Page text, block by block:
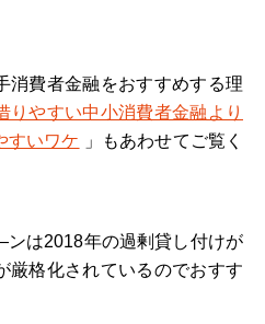
消費者金融をおすすめする理
りやすい中小消費者金融より
すいワケ 」もあわせてご覧く
は2018年の過剰貸し付けが
厳格化されているのでおすす